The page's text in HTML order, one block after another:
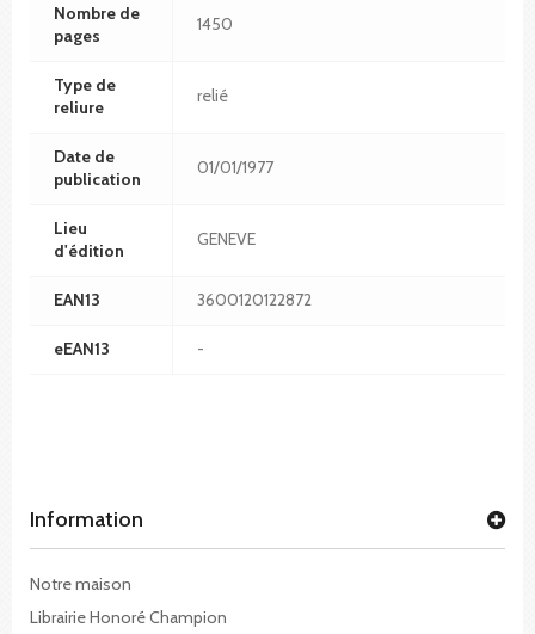
Nombre de
pages
1450
Type de
reliure
relié
Date de
publication
01/01/1977
Lieu
d'édition
GENEVE
EAN13 3600120122872
eEAN13 -
Information
Notre maison
Librairie Honoré Champion